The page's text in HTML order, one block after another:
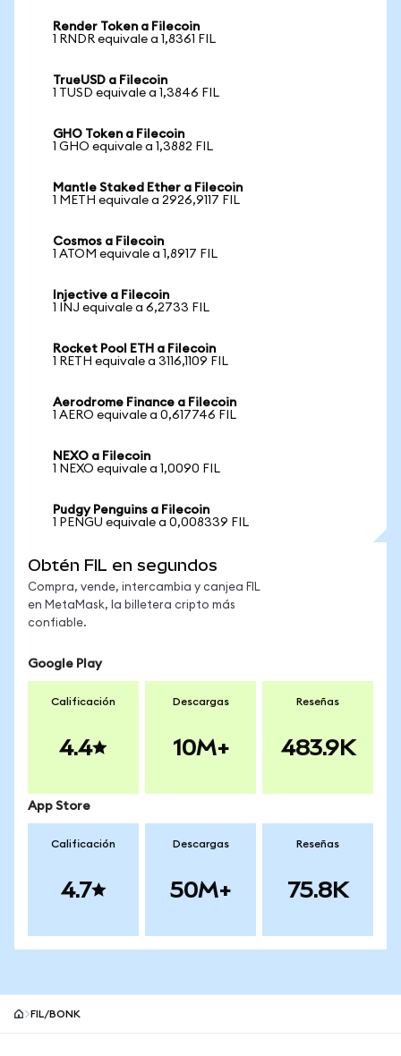
Render Token a Filecoin
1 RNDR equivale a 1,8361 FIL
TrueUSD a Filecoin
1 TUSD equivale a 1,3846 FIL
GHO Token a Filecoin
1 GHO equivale a 1,3882 FIL
Mantle Staked Ether a Filecoin
1 METH equivale a 2926,9117 FIL
Cosmos a Filecoin
1 ATOM equivale a 1,8917 FIL
Injective a Filecoin
1 INJ equivale a 6,2733 FIL
Rocket Pool ETH a Filecoin
1 RETH equivale a 3116,1109 FIL
Aerodrome Finance a Filecoin
1 AERO equivale a 0,617746 FIL
NEXO a Filecoin
1 NEXO equivale a 1,0090 FIL
Pudgy Penguins a Filecoin
1 PENGU equivale a 0,008339 FIL
Obtén FIL en segundos
Compra, vende, intercambia y canjea FIL
en MetaMask, la billetera cripto más
confiable.
Google Play
Calificación
4.4
Descargas
10M+
Reseñas
483.9K
App Store
Calificación
4.7
Descargas
50M+
Reseñas
75.8K
FIL/BONK